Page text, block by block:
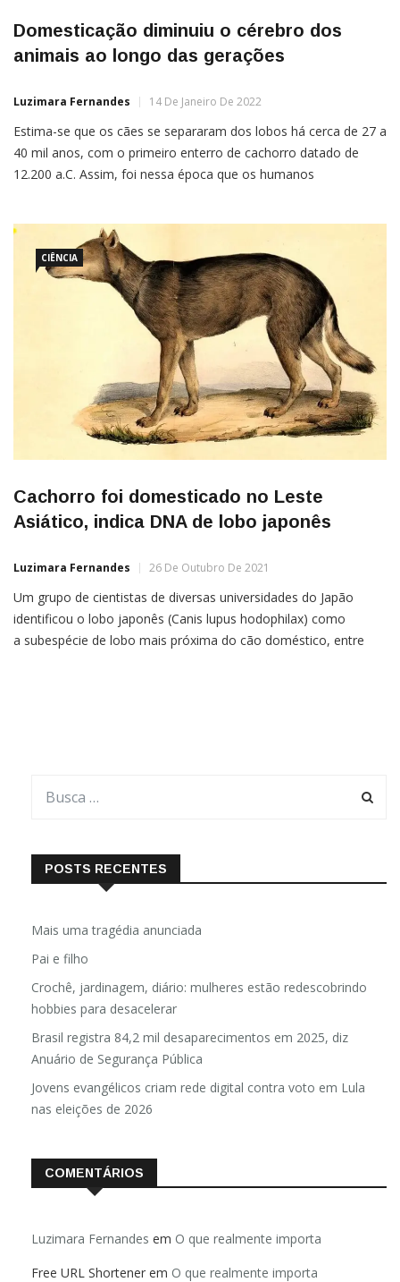
Domesticação diminuiu o cérebro dos
animais ao longo das gerações
Luzimara Fernandes 14 De Janeiro De 2022
Estima-se que os cães se separaram dos lobos há cerca de 27 a
40 mil anos, com o primeiro enterro de cachorro datado de
12.200 a.C. Assim, foi nessa época que os humanos
cachorrinho obedecer às […]
CIÊNCIA
Cachorro foi domesticado no Leste
Asiático, indica DNA de lobo japonês
Luzimara Fernandes 26 De Outubro De 2021
Um grupo de cientistas de diversas universidades do Japão
identificou o lobo japonês (Canis lupus hodophilax) como
a subespécie de lobo mais próxima do cão doméstico, entre
POSTS RECENTES
Mais uma tragédia anunciada
Pai e filho
Crochê, jardinagem, diário: mulheres estão redescobrindo
hobbies para desacelerar
Brasil registra 84,2 mil desaparecimentos em 2025, diz
Anuário de Segurança Pública
Jovens evangélicos criam rede digital contra voto em Lula
nas eleições de 2026
COMENTÁRIOS
Luzimara Fernandes em O que realmente importa
Free URL Shortener em O que realmente importa